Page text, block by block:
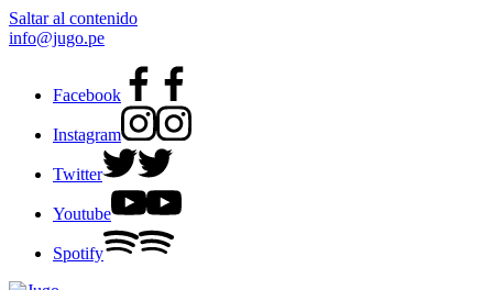
Saltar al contenido
info@jugo.pe
Facebook
Instagram
Twitter
Youtube
Spotify